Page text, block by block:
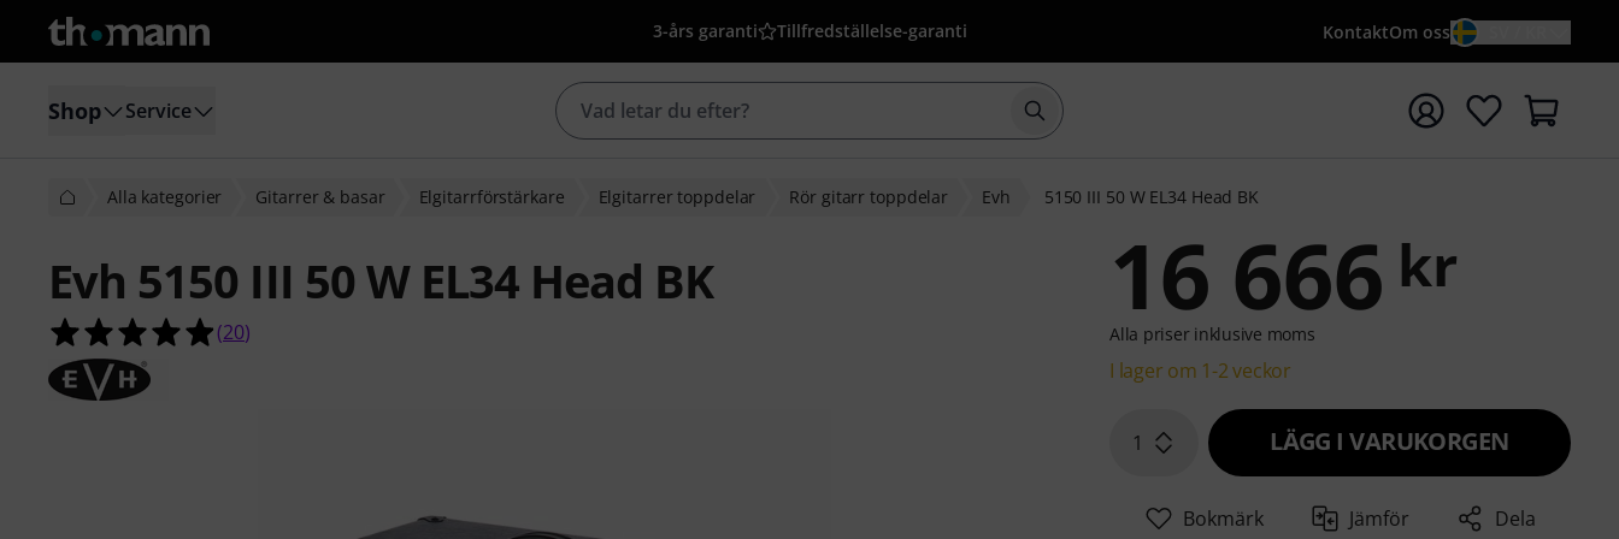
3-års garanti Tillfredställelse-garanti KontaktOm oss
Shop Service Börja sökningen med söktermen {searchTerm}
Alla kategorier Gitarrer & basar Elgitarr­förstärkare Elgitarrer toppdelar Rör gitarr toppdelar Evh 5150 III 50 W EL34 Head BK
Evh 5150 III 50 W EL34 Head BK
4.9 av 5 stjärnor från 20 kundbetyg
(20) 16 666 kr
Alla priser inklusive moms
I lager om 1-2 veckor
1 LÄGG I VARUKORGEN
Bokmärk Jämför Dela